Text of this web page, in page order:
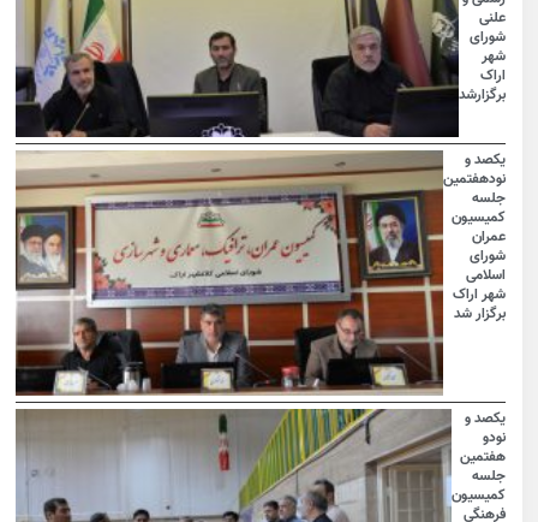
علنی
شورای
شهر
اراک
برگزارشد
یکصد و
نودهفتمین
جلسه
کمیسیون
عمران
شورای
اسلامی
شهر اراک
برگزار شد
یکصد و
نودو
هفتمین
جلسه
کمیسیون
فرهنگی